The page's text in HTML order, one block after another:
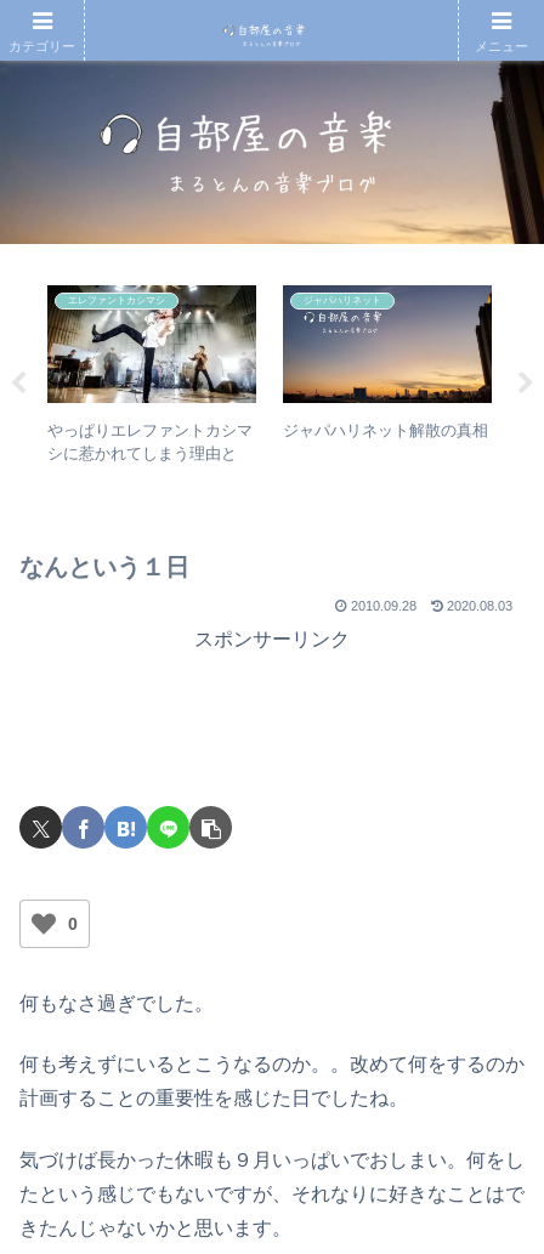
エレファントカシマシ
やっぱりエレファントカシマ
シに惹かれてしまう理由と
ジャパハリネット
ジャパハリネット解散の真相
なんという１日
2010.09.28 2020.08.03
スポンサーリンク
0
何もなさ過ぎでした。
何も考えずにいるとこうなるのか。。改めて何をするのか
計画することの重要性を感じた日でしたね。
気づけば長かった休暇も９月いっぱいでおしまい。何をし
たという感じでもないですが、それなりに好きなことはで
きたんじゃないかと思います。
カテゴリー メニュー